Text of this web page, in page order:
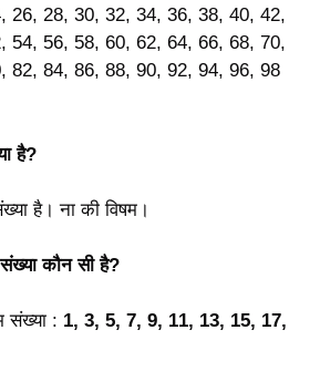
26, 28, 30, 32, 34, 36, 38, 40, 42,
54, 56, 58, 60, 62, 64, 66, 68, 70,
82, 84, 86, 88, 90, 92, 94, 96, 98
है?
है। ना की विषम।
कौन सी है?
संख्या : 1, 3, 5, 7, 9, 11, 13, 15, 17,